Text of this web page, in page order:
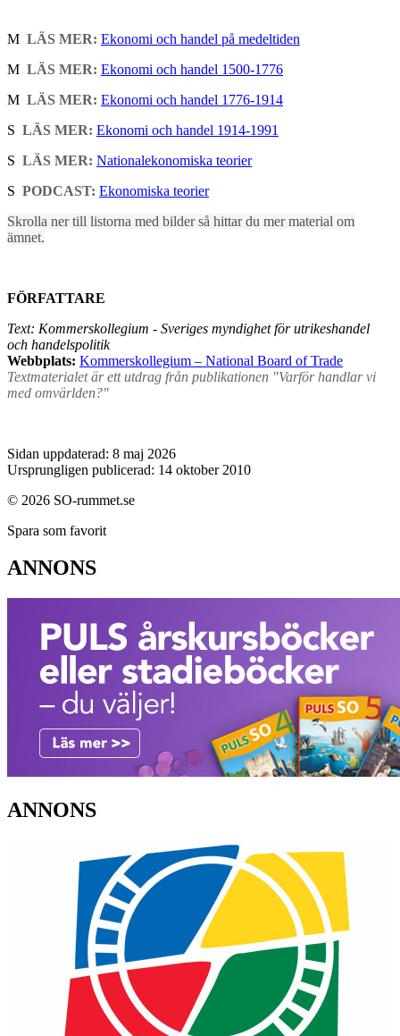
M LÄS MER: Ekonomi och handel på medeltiden
M LÄS MER: Ekonomi och handel 1500-1776
M LÄS MER: Ekonomi och handel 1776-1914
S LÄS MER: Ekonomi och handel 1914-1991
S LÄS MER: Nationalekonomiska teorier
S PODCAST: Ekonomiska teorier
Skrolla ner till listorna med bilder så hittar du mer material om
ämnet.
FÖRFATTARE
Text: Kommerskollegium - Sveriges myndighet för utrikeshandel
och handelspolitik
Webbplats: Kommerskollegium – National Board of Trade
Textmaterialet är ett utdrag från publikationen "Varför handlar vi
med omvärlden?"
Sidan uppdaterad: 8 maj 2026
Ursprungligen publicerad: 14 oktober 2010
© 2026 SO-rummet.se
Spara som favorit
ANNONS
ANNONS